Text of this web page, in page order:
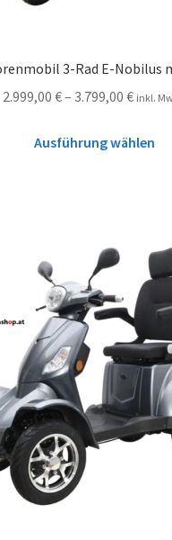
3-Rad E-Nobilus
2.999,00 €– 3.799,00 € inkl.
Ausführung wählen